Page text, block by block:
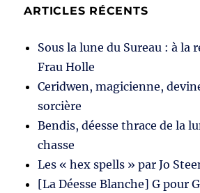
ARTICLES RÉCENTS
Sous la lune du Sureau : à la
Frau Holle
Ceridwen, magicienne,
sorcière
Bendis, déesse thrace de la
chasse
Les « hex spells » par Jo
[La Déesse Blanche] G pour